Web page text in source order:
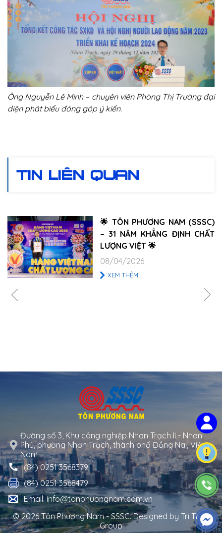
Ông Nguyễn Lê Minh – chuyên viên Phòng Thị Trường đại
diện phát biểu đóng góp ý kiến.
TIN LIÊN QUAN
✨ TIỆC TẤT NIÊN – TRI
KHÁCH HÀNG 2025 |
PHƯƠNG NAM (SSSC) ✨
08/04/2026
XEM THÊM
Đường số 3, Khu công nghiệp Nhơn Trạch II - Nhơn
Phú, phường Nhơn Trạch, thành phố Đồng Nai, Việt
Nam
(84) 0251 3568379
(84) 0251 3568479
Email: info@tonphuongnam.com.vn
© 2026 Tôn Phương Nam - SSSC. Designed by Tri Thuc
Group